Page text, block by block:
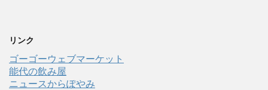
リンク
ゴーゴーウェブマーケット
能代の飲み屋
ニュースからぽやみ